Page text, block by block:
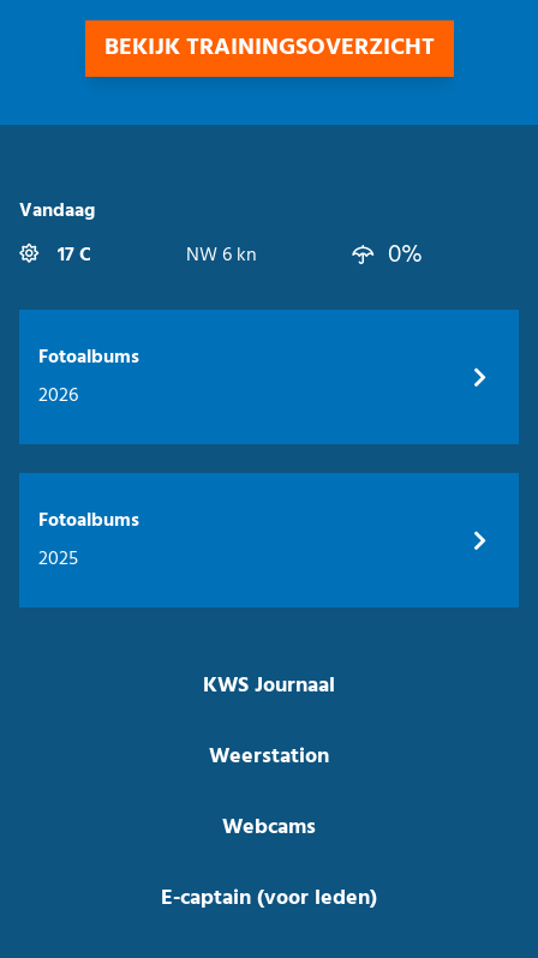
BEKIJK TRAININGSOVERZICHT
Vandaag
17 C
NW 6 kn 0%
Fotoalbums
2026
Fotoalbums
2025
KWS Journaal
Weerstation
Webcams
E-captain (voor leden)